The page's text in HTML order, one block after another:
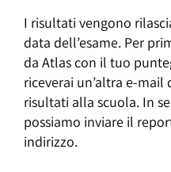
I risultati vengono
data dell’esame. Per
da Atlas con il tuo
riceverai un’altra e-mail
risultati alla scuola. In
possiamo inviare il
indirizzo.